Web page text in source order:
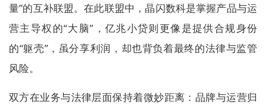
量”的互补联盟。在此联盟中，晶闪数科是掌握产品与运
营主导权的“大脑”，亿兆小贷则更像是提供合规身份
的“躯壳”，虽分享利润，却也背负着最终的法律与监管
风险。
双方在业务与法律层面保持着微妙距离：品牌与运营归